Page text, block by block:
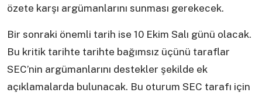
özete karşı argümanlarını sunması gerekecek.
Bir sonraki önemli tarih ise 10 Ekim Salı günü olacak.
Bu kritik tarihte tarihte bağımsız üçünü taraflar
SEC’nin argümanlarını destekler şekilde ek
açıklamalarda bulunacak. Bu oturum SEC tarafı için